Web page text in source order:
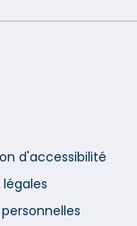
d'accessibilité